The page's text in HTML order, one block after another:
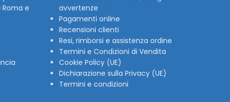
e
avvertenze
Pagamenti online
Recensioni clienti
Resi, rimborsi e assistenza ordine
Termini e Condizioni di Vendita
Cookie Policy (UE)
Dichiarazione sulla Privacy (UE)
Termini e condizioni